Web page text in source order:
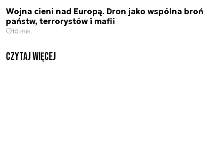
Wojna cieni nad Europą. Dron jako wspólna broń
państw, terrorystów i mafii
10 min.
czytaj więcej